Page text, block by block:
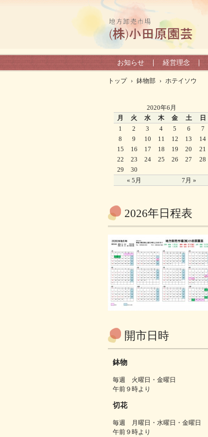
お知らせ 経営理念
トップ › 鉢物部 › ホテイソウ
2020年6月
月
火 水 木 金 土 日
« 5月 7月 »
1 2 3 4 5 6
7
8
9 10 11 12 13
14
15
16 17 18 19 20
21
22
23 24 25 26 27
28
29
30
2026年日程表
開市日時
鉢物
毎週 火曜日・金曜日
午前９時より
切花
毎週 月曜日・水曜日・金曜日
午前９時より